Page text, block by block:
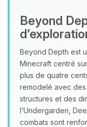
Beyond
Beyond Depth est
Minecraft centré
plus de quatre
remodelé avec
structures et des
l’Undergarden,
combats sont
parler !
petits
06/08/